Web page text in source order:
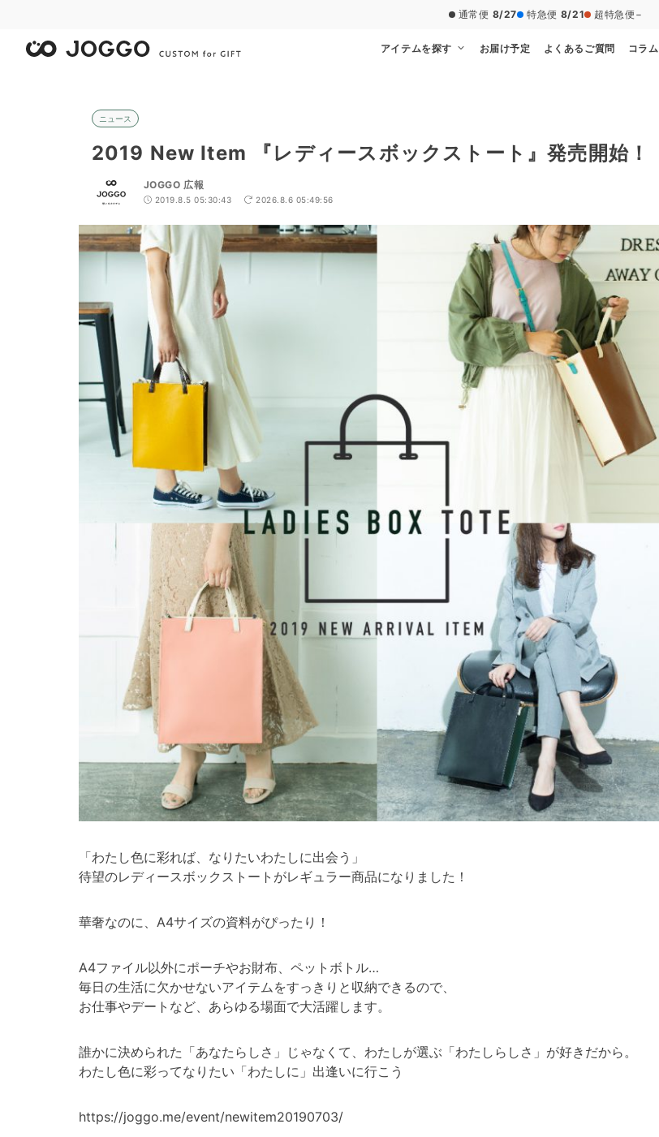
通常便 8/27 特急便 8/21 超特急便 −
アイテムを探す お届け予定 よくあるご質問 コラム
ニュース
2019 New Item 『レディースボックストート』発売開始！
JOGGO 広報
2019.8.5 05:30:43 2026.8.6 05:49:56
「わたし色に彩れば、なりたいわたしに出会う」
待望のレディースボックストートがレギュラー商品になりました！
華奢なのに、A4サイズの資料がぴったり！
A4ファイル以外にポーチやお財布、ペットボトル…
毎日の生活に欠かせないアイテムをすっきりと収納できるので、
お仕事やデートなど、あらゆる場面で大活躍します。
誰かに決められた「あなたらしさ」じゃなくて、わたしが選ぶ「わたしらしさ」が好きだから。
わたし色に彩ってなりたい「わたしに」出逢いに行こう
https://joggo.me/event/newitem20190703/